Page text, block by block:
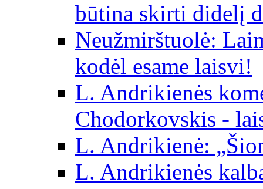
būtina skirti didelį
Neužmirštuolė:
kodėl esame laisvi!
L. Andrikienės
Chodorkovskis -
L. Andrikienė:
L. Andrikienės